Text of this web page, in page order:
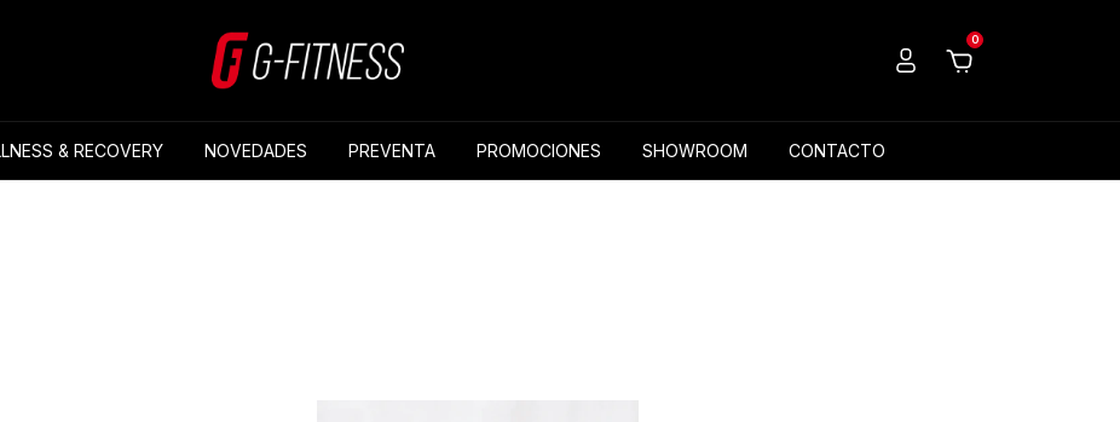
0
& RECOVERY NOVEDADES PREVENTA PROMOCIONES SHOWROOM CONTACTO